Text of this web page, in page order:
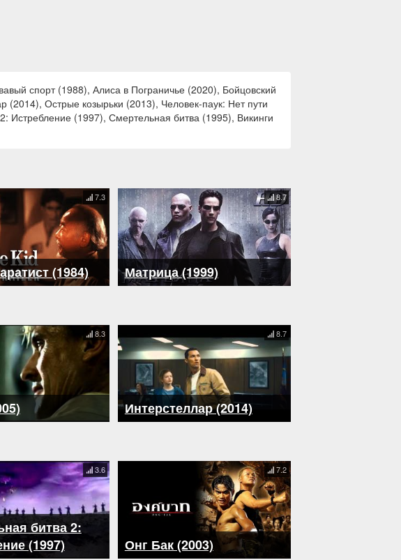
спорт (1988), Алиса в Пограничье (2020), Бойцовский
(2014), Острые козырьки (2013), Человек-паук: Нет пути
(1997), Смертельная битва (1995), Викинги
(1984)
7.3
Матрица (1999)
8.7
8.3
Интерстеллар (2014)
8.7
битва 2:
(1997)
3.6
Онг Бак (2003)
7.2